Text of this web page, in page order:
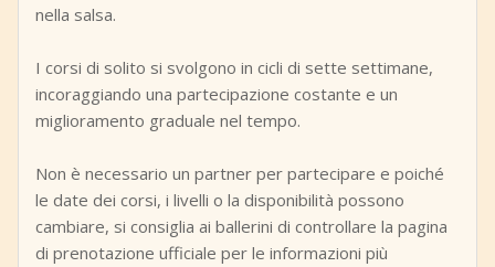
nella salsa.
I corsi di solito si svolgono in cicli di sette settimane,
incoraggiando una partecipazione costante e un
miglioramento graduale nel tempo.
Non è necessario un partner per partecipare e poiché
le date dei corsi, i livelli o la disponibilità possono
cambiare, si consiglia ai ballerini di controllare la pagina
di prenotazione ufficiale per le informazioni più